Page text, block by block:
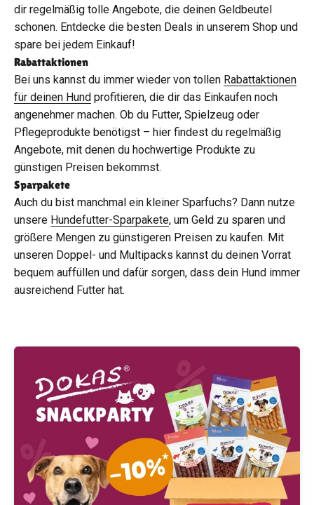
dir regelmäßig tolle Angebote, die deinen Geldbeutel
schonen. Entdecke die besten Deals in unserem Shop und
spare bei jedem Einkauf!
Rabattaktionen
Bei uns kannst du immer wieder von tollen Rabattaktionen
für deinen Hund profitieren, die dir das Einkaufen noch
angenehmer machen. Ob du Futter, Spielzeug oder
Pflegeprodukte benötigst – hier findest du regelmäßig
Angebote, mit denen du hochwertige Produkte zu
günstigen Preisen bekommst.
Sparpakete
Auch du bist manchmal ein kleiner Sparfuchs? Dann nutze
unsere Hundefutter-Sparpakete, um Geld zu sparen und
größere Mengen zu günstigeren Preisen zu kaufen. Mit
unseren Doppel- und Multipacks kannst du deinen Vorrat
bequem auffüllen und dafür sorgen, dass dein Hund immer
ausreichend Futter hat.